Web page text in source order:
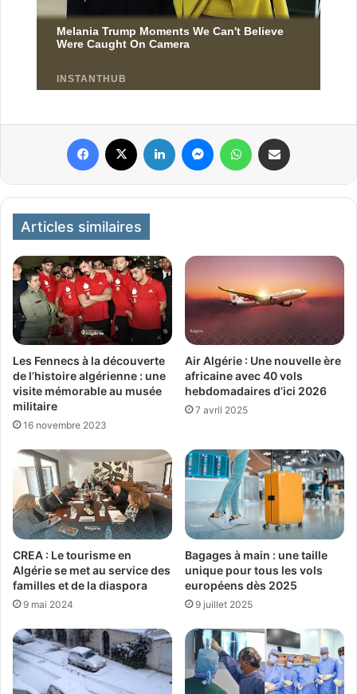
Articles similaires
Les Fennecs à la découverte
de l’histoire algérienne : une
visite mémorable au musée
militaire
16 novembre 2023
Air Algérie : Une nouvelle ère
africaine avec 40 vols
hebdomadaires d’ici 2026
7 avril 2025
CREA : Le tourisme en
Algérie se met au service des
familles et de la diaspora
9 mai 2024
Bagages à main : une taille
unique pour tous les vols
européens dès 2025
9 juillet 2025